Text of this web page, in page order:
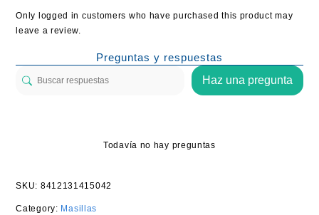
Only logged in customers who have purchased this product may
leave a review.
Preguntas y respuestas
Haz una pregunta
Todavía no hay preguntas
SKU: 8412131415042
Category: Masillas